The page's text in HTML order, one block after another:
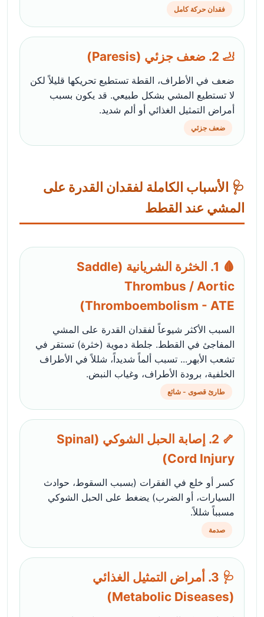
فقدان حركة كامل
🦶 2. ضعف جزئي (Paresis)
ضعف في الأطراف، القطة تستطيع تحريكها قليلاً لكن
لا تستطيع المشي بشكل طبيعي. قد يكون بسبب
أمراض التمثيل الغذائي أو ألم شديد.
ضعف جزئي
🩺 الأسباب الكاملة لفقدان القدرة على
المشي عند القطط
🩸 1. الخثرة الشريانية (Saddle
Thrombus / Aortic
Thromboembolism - ATE)
السبب الأكثر شيوعاً لفقدان القدرة على المشي
المفاجئ في القطط. جلطة دموية (خثرة) تستقر في
تشعب الأبهر... تسبب ألماً شديداً، شللاً في الأطراف
الخلفية، برودة الأطراف، وغياب النبض.
طارئ قصوى - شائع
🦴 2. إصابة الحبل الشوكي (Spinal
Cord Injury)
كسر أو خلع في الفقرات (بسبب السقوط، حوادث
السيارات، أو الضرب) يضغط على الحبل الشوكي
مسبباً شللاً.
صدمة
🩺 3. أمراض التمثيل الغذائي
(Metabolic Diseases)